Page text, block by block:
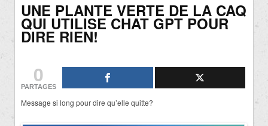
UNE PLANTE VERTE DE LA CAQ
QUI UTILISE CHAT GPT POUR
DIRE RIEN!
0
PARTAGES
Message si long pour dire qu’elle quitte?